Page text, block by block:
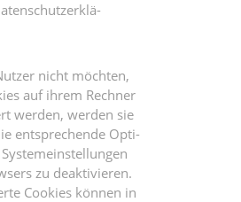
nicht möch­ten,
auf ihrem Rech­ner
wer­den, wer­den sie
ent­spre­chen­de Opti­
zu deak­ti­vie­ren.
Coo­kies kön­nen in